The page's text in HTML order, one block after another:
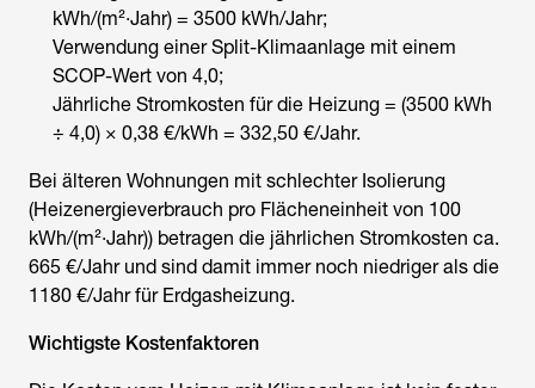
kWh/(m²·Jahr) = 3500 kWh/Jahr;
Verwendung einer Split-Klimaanlage mit einem
SCOP-Wert von 4,0;
Jährliche Stromkosten für die Heizung = (3500 kWh
÷ 4,0) × 0,38 €/kWh = 332,50 €/Jahr.
Bei älteren Wohnungen mit schlechter Isolierung
(Heizenergieverbrauch pro Flächeneinheit von 100
kWh/(m²·Jahr)) betragen die jährlichen Stromkosten ca.
665 €/Jahr und sind damit immer noch niedriger als die
1180 €/Jahr für Erdgasheizung.
Wichtigste Kostenfaktoren